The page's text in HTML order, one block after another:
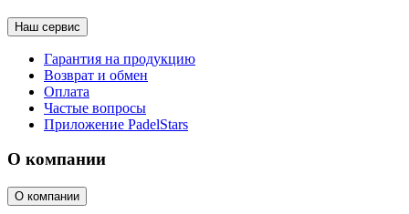
Наш сервис
Гарантия на продукцию
Возврат и обмен
Оплата
Частые вопросы
Приложение PadelStars
О компании
О компании